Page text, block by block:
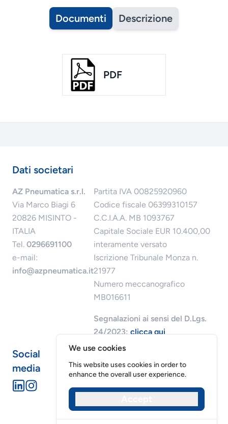
Documenti Descrizione
PDF
Dati societari
AZ Pneumatica s.r.l.
Via Marco Biagi 6
20826 MISINTO -
ITALIA
Tel. 0296691100
e-mail:
info@azpneumatica.it
Partita IVA 00825920960
Codice fiscale 06399310157
C.C.I.A.A. MB 1093767
Capitale Sociale EUR 10.400,00
interamente versato
Iscrizione Tribunale Monza n.
21977
Numero meccanografico
MB016611
Segnalazioni ai sensi del D.Lgs.
24/2023:clicca qui
Social
media
Riservatezza dei datiCookies
We use cookies
This website uses cookies in order to
enhance the overall user experience.